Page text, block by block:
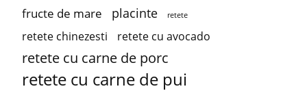
fructe de mare
placinte retete
retete chinezesti retete cu avocado
retete cu carne de porc
retete cu carne de pui